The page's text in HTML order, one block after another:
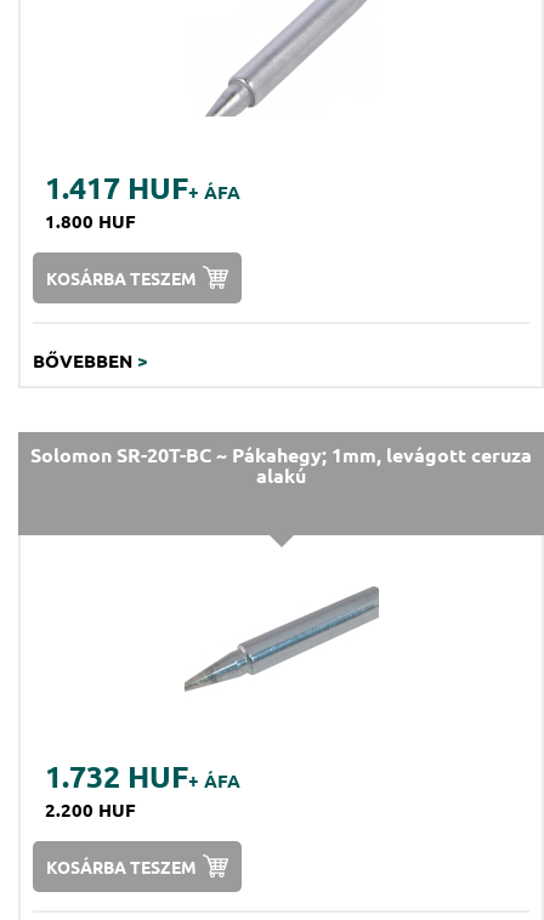
1.417 HUF+ ÁFA
1.800 HUF
KOSÁRBA TESZEM
BŐVEBBEN >
Solomon SR-20T-BC ~ Pákahegy; 1mm, levágott ceruza
alakú
1.732 HUF+ ÁFA
2.200 HUF
KOSÁRBA TESZEM